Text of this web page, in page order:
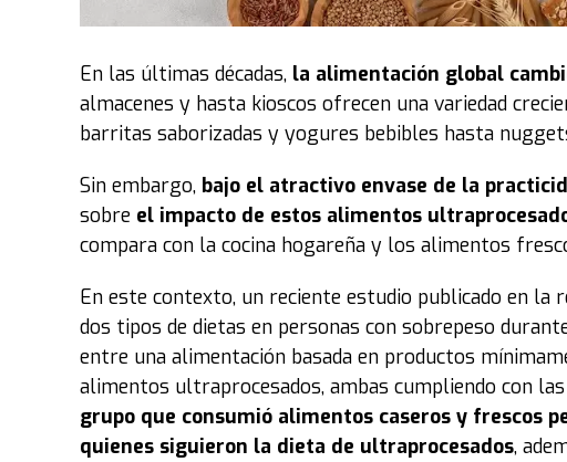
En las últimas décadas, la alimentación global
almacenes y hasta kioscos ofrecen una variedad
barritas saborizadas y yogures bebibles hasta
Sin embargo, bajo el atractivo envase de la
sobre el impacto de estos alimentos
compara con la cocina hogareña y los alimentos
En este contexto, un reciente estudio publicado en la
dos tipos de dietas en personas con sobrepeso
entre una alimentación basada en productos
alimentos ultraprocesados, ambas cumpliendo con
grupo que consumió alimentos caseros y frescos
quienes siguieron la dieta de ultraprocesados,